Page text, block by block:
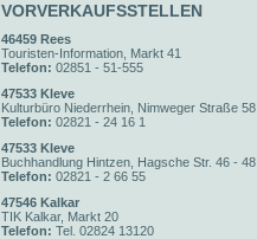
VORVERKAUFSSTELLEN
46459 Rees
Touristen-Information, Markt 41
Telefon: 02851 - 51-555
47533 Kleve
Kulturbüro Niederrhein, Nimweger Straße 58
Telefon: 02821 - 24 16 1
47533 Kleve
Buchhandlung Hintzen, Hagsche Str. 46 - 48
Telefon: 02821 - 2 66 55
47546 Kalkar
TIK Kalkar, Markt 20
Telefon: Tel. 02824 13120